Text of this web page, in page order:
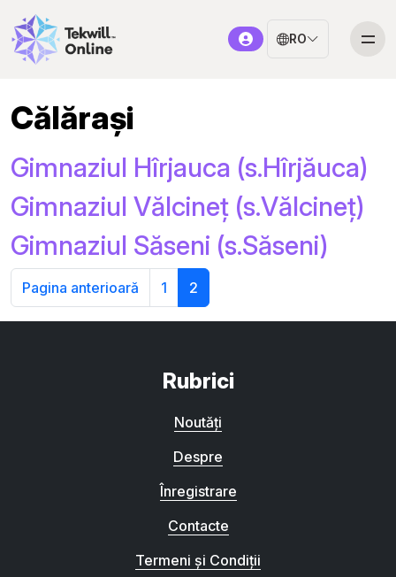
RO
Călărași
Gimnaziul Hîrjauca (s.Hîrjăuca)
Gimnaziul Vălcineț (s.Vălcineț)
Gimnaziul Săseni (s.Săseni)
Pagina anterioară 1 2
Rubrici
Noutăți
Despre
Înregistrare
Contacte
Termeni și Condiții